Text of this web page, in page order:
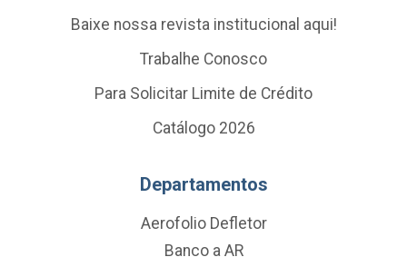
Baixe nossa revista institucional aqui!
Trabalhe Conosco
Para Solicitar Limite de Crédito
Catálogo 2026
Departamentos
Aerofolio Defletor
Banco a AR